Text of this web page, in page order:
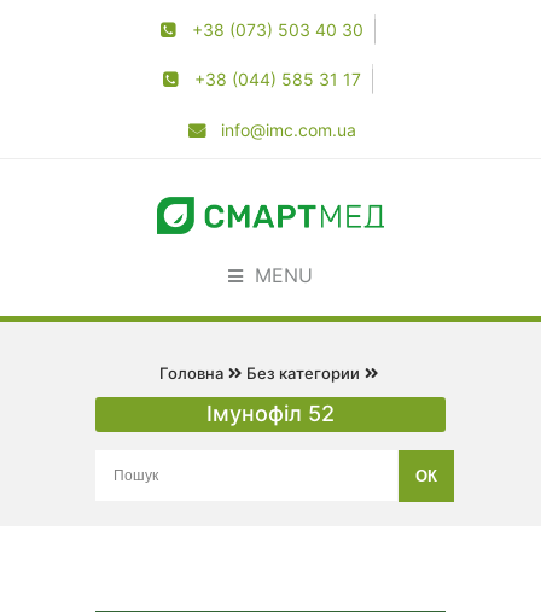
+38 (073) 503 40 30
+38 (044) 585 31 17
info@imc.com.ua
MENU
Головна Без категории
Імунофіл 52